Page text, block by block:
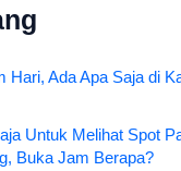
Hari, Ada Apa Saja di
Untuk Melihat Spot
Buka Jam Berapa?